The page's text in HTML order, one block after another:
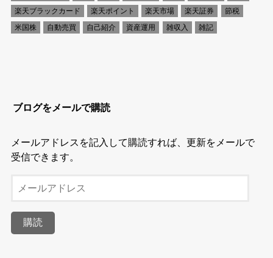
楽天ブラックカード
楽天ポイント 楽天市場 楽天証券
節税
米国株
自動売買 自己紹介 資産運用 雑収入 雑記
ブログをメールで購読
メールアドレスを記入して購読すれば、更新をメールで
受信できます。
ー
ル
購読